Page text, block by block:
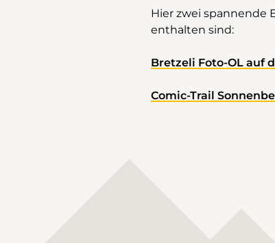
Hier zwei spannende
enthalten sind:
Bretzeli Foto-OL auf
Comic-Trail